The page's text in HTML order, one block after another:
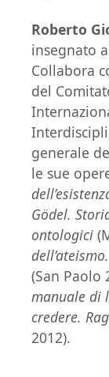
Roberto
insegnato
Collabora
del
generale
le sue
Gödel.
ontologici
(San Paolo
manuale di
credere.
2012).